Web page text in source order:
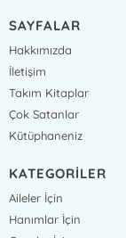
SAYFALAR
Hakkımızda
İletişim
Takım Kitaplar
Çok Satanlar
Kütüphaneniz
KATEGORİLER
Aileler İçin
Hanımlar İçin